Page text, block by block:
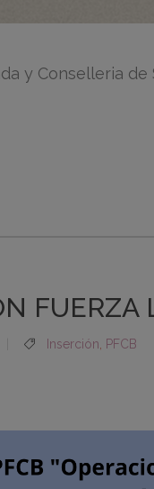
y Conselleria
FUERZA
Inserción PFCB